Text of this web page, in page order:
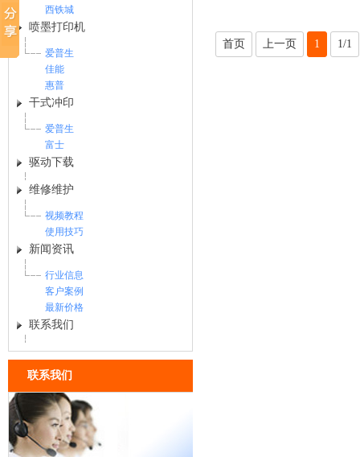
西铁城
喷墨打印机
爱普生
佳能
惠普
干式冲印
爱普生
富士
驱动下载
维修维护
视频教程
使用技巧
新闻资讯
行业信息
客户案例
最新价格
联系我们
联系我们
首页 上一页 1 1/1